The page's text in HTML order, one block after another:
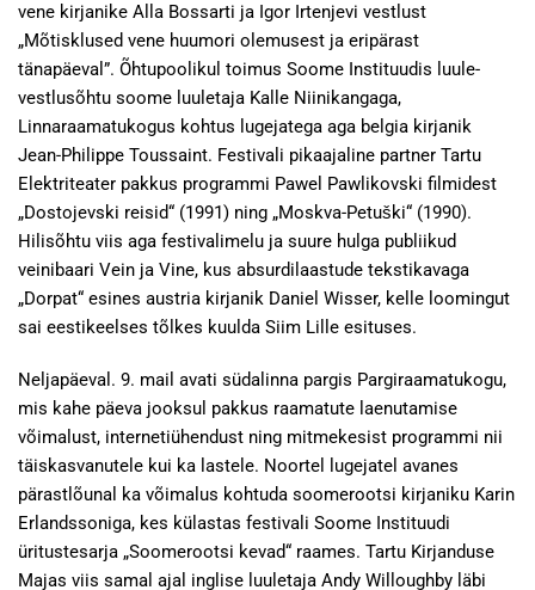
vene kirjanike Alla Bossarti ja Igor Irtenjevi vestlust
„Mõtisklused vene huumori olemusest ja eripärast
tänapäeval”. Õhtupoolikul toimus Soome Instituudis luule-
vestlusõhtu soome luuletaja Kalle Niinikangaga,
Linnaraamatukogus kohtus lugejatega aga belgia kirjanik
Jean-Philippe Toussaint. Festivali pikaajaline partner Tartu
Elektriteater pakkus programmi Pawel Pawlikovski filmidest
„Dostojevski reisid“ (1991) ning „Moskva-Petuški“ (1990).
Hilisõhtu viis aga festivalimelu ja suure hulga publiikud
veinibaari Vein ja Vine, kus absurdilaastude tekstikavaga
„Dorpat“ esines austria kirjanik Daniel Wisser, kelle loomingut
sai eestikeelses tõlkes kuulda Siim Lille esituses.
Neljapäeval. 9. mail avati südalinna pargis Pargiraamatukogu,
mis kahe päeva jooksul pakkus raamatute laenutamise
võimalust, internetiühendust ning mitmekesist programmi nii
täiskasvanutele kui ka lastele. Noortel lugejatel avanes
pärastlõunal ka võimalus kohtuda soomerootsi kirjaniku Karin
Erlandssoniga, kes külastas festivali Soome Instituudi
üritustesarja „Soomerootsi kevad“ raames. Tartu Kirjanduse
Majas viis samal ajal inglise luuletaja Andy Willoughby läbi